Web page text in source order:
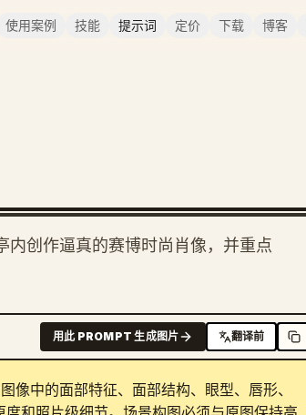
使用案例 技能 提示词 定价 下载 博客
创作逼真的赛博时尚肖像，并重点
用此 PROMPT 生成图片 翻译前
像中的面部特征、面部结构、眼型、唇形、